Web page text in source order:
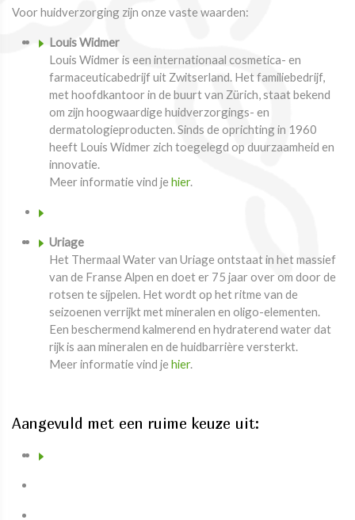
Voor huidverzorging zijn onze vaste waarden:
Louis Widmer
Louis Widmer is een internationaal cosmetica- en
farmaceuticabedrijf uit Zwitserland. Het familiebedrijf,
met hoofdkantoor in de buurt van Zürich, staat bekend
om zijn hoogwaardige huidverzorgings- en
dermatologieproducten. Sinds de oprichting in 1960
heeft Louis Widmer zich toegelegd op duurzaamheid en
innovatie.
Meer informatie vind je hier.
Uriage
Het Thermaal Water van Uriage ontstaat in het massief
van de Franse Alpen en doet er 75 jaar over om door de
rotsen te sijpelen. Het wordt op het ritme van de
seizoenen verrijkt met mineralen en oligo-elementen.
Een beschermend kalmerend en hydraterend water dat
rijk is aan mineralen en de huidbarrière versterkt.
Meer informatie vind je hier.
Aangevuld met een ruime keuze uit: